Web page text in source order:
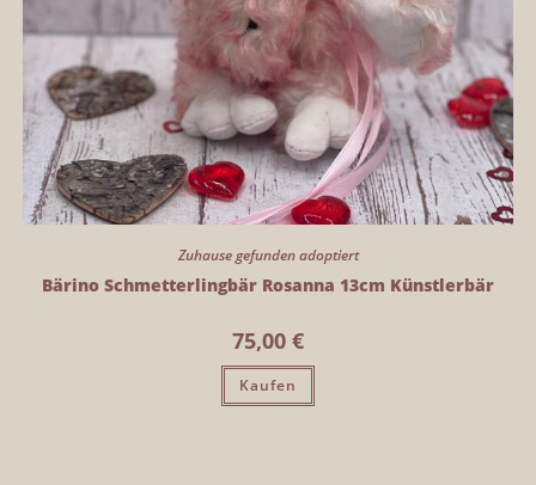
Zuhause gefunden adoptiert
Bärino Schmetterlingbär Rosanna 13cm Künstlerbär
75,00 €
Kaufen